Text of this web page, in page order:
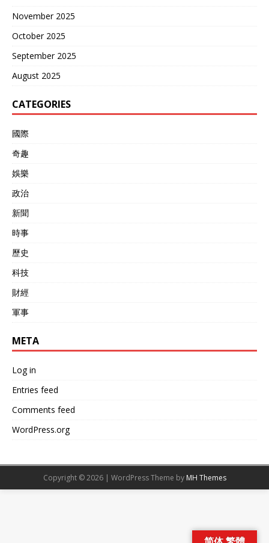
November 2025
October 2025
September 2025
August 2025
CATEGORIES
國際
奇趣
娛樂
政治
新聞
時事
歷史
科技
財經
軍事
META
Log in
Entries feed
Comments feed
WordPress.org
Copyright © 2026 | WordPress Theme by MH Themes